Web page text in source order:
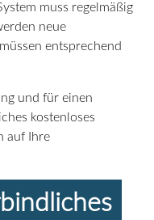
muss regelmäßig
neue
entsprechend
und für einen
kostenloses
auf Ihre